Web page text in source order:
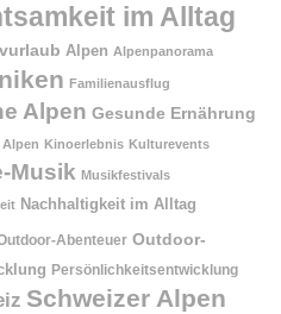
im Alltag
Alpen Alpenpanorama
Familienausflug
Alpen Gesunde Ernährung
Alpen Kinoerlebnis Kulturevents
Musik Musikfestivals
Nachhaltigkeit im Alltag
Abenteuer Outdoor-
Persönlichkeitsentwicklung
Schweizer Alpen